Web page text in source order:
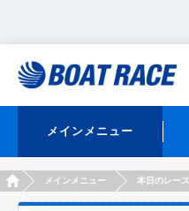
メインメニュー
HOMEメインメニュー 本日のレース